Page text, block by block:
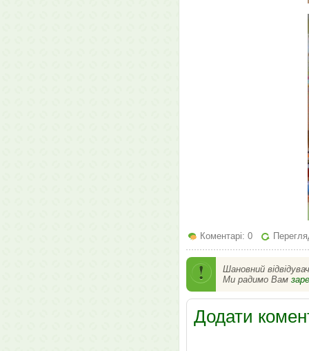
Коментарі: 0
Шановний
Ми радимо Вам
Додати